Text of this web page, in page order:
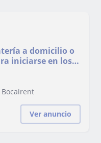
a domicilio o
iniciarse en los
Ver anuncio